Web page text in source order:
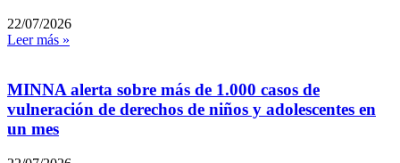
22/07/2026
Leer más »
MINNA alerta sobre más de 1.000 casos de
vulneración de derechos de niños y adolescentes en
un mes